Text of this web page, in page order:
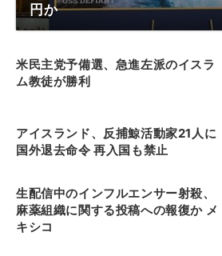
円か
米民主党予備選、急進左派のイスラ
ム教徒が勝利
アイスランド、反捕鯨活動家21人に
国外退去命令 再入国も禁止
生配信中のインフルエンサー射殺、
麻薬組織に関する投稿への報復か メ
キシコ